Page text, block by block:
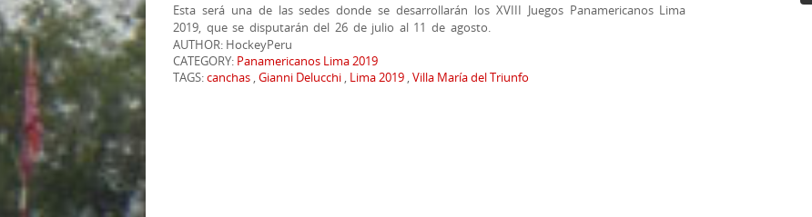
Esta será una de las sedes donde se desarrollarán los XVIII Juegos Panamericanos Lima
2019, que se disputarán del 26 de julio al 11 de agosto.
AUTHOR: HockeyPeru
CATEGORY: Panamericanos Lima 2019
TAGS:canchas ,Gianni Delucchi , Lima 2019 ,Villa María del Triunfo